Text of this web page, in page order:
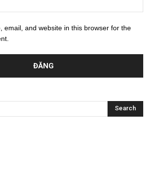
email, and website in this browser for the